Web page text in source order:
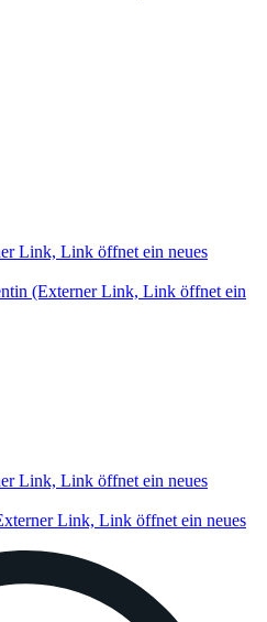
Link, Link öffnet ein neues
(Externer Link, Link öffnet ein
Link, Link öffnet ein neues
Link, Link öffnet ein neues